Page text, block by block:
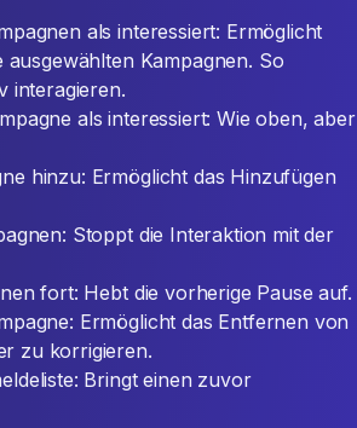
als interessiert: Ermöglicht
Kampagnen. So
interagieren.
als interessiert: Wie oben, aber
hinzu: Ermöglicht das Hinzufügen
Stoppt die Interaktion mit der
fort: Hebt die vorherige Pause auf.
Ermöglicht das Entfernen von
zu korrigieren.
Bringt einen zuvor